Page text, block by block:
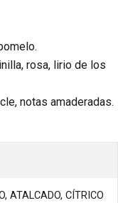
rosa, lirio de los
notas amaderadas.
ATALCADO, CÍTRICO